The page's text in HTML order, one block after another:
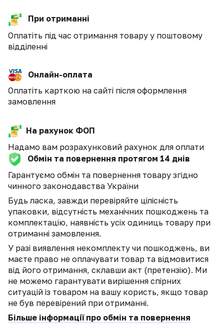
При отриманні
Оплатіть під час отримання товару у поштовому
відділенні
Онлайн-оплата
Оплатіть карткою на сайті після оформлення
замовлення
На рахунок ФОП
Надамо вам розрахунковий рахунок для оплати
Обмін та повернення протягом 14 днів
Гарантуємо обмін та повернення товару згідно
чинного законодавства України
Будь ласка, завжди перевіряйте цілісність
упаковки, відсутність механічних пошкоджень та
комплектацію, наявність усіх одиниць товару при
отриманні замовлення.
У разі виявлення некомплекту чи пошкоджень, ви
маєте право не оплачувати товар та відмовитися
від його отримання, склавши акт (претензію). Ми
не можемо гарантувати вирішення спірних
ситуацій із товаром на вашу користь, якщо товар
не був перевірений при отриманні.
Більше інформації про обмін та повернення